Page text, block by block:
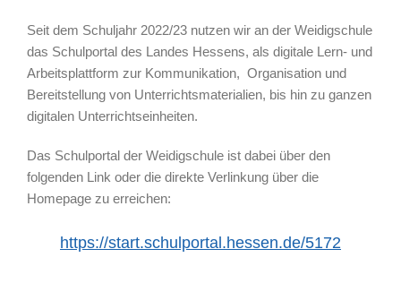
Seit dem Schuljahr 2022/23 nutzen wir an der Weidigschule
das Schulportal des Landes Hessens, als digitale Lern- und
Arbeitsplattform zur Kommunikation, Organisation und
Bereitstellung von Unterrichtsmaterialien, bis hin zu ganzen
digitalen Unterrichtseinheiten.
Das Schulportal der Weidigschule ist dabei über den
folgenden Link oder die direkte Verlinkung über die
Homepage zu erreichen:
https://start.schulportal.hessen.de/5172